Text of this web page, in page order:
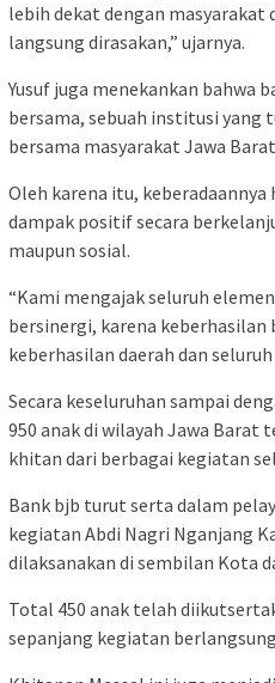
lebih dekat dengan
langsung dirasakan,” ujarnya.
Yusuf juga menekankan bahwa
bersama, sebuah institusi yang
bersama masyarakat Jawa
Oleh karena itu,
dampak positif secara
maupun sosial.
“Kami mengajak seluruh
bersinergi, karena keberhasilan
keberhasilan daerah dan
Secara keseluruhan sampai
950 anak di wilayah Jawa Barat
khitan dari berbagai kegiatan
Bank bjb turut serta dalam
kegiatan Abdi Nagri Nganjang
dilaksanakan di sembilan Kota
Total 450 anak telah
sepanjang kegiatan